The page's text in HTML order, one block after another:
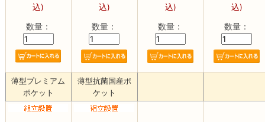
込)
数量：
込)
数量：
込)
数量：
込)
数量：
薄型プレミアム
ポケット
薄型抗菌国産ポ
ケット